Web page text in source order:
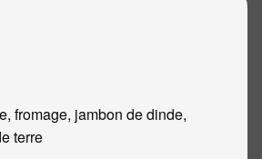
fromage, jambon de dinde,
terre